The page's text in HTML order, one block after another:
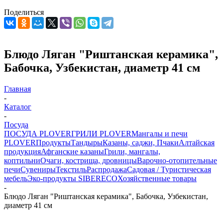
Поделиться
Блюдо Ляган "Риштанская керамика",
Бабочка, Узбекистан, диаметр 41 см
Главная
-
Каталог
-
Посуда
ПОСУДА PLOVERГРИЛИ PLOVERМангалы и печи
PLOVERПродуктыТандырыКазаны, саджи, ПчакиАлтайская
продукцияАфганские казаныГрили, мангалы,
коптильниОчаги, кострища, дровницыВарочно-отопительные
печиСувенирыТекстильРаспродажаСадовая / Туристическая
мебельЭко-продукты SIBERECOХозяйственные товары
-
Блюдо Ляган "Риштанская керамика", Бабочка, Узбекистан,
диаметр 41 см